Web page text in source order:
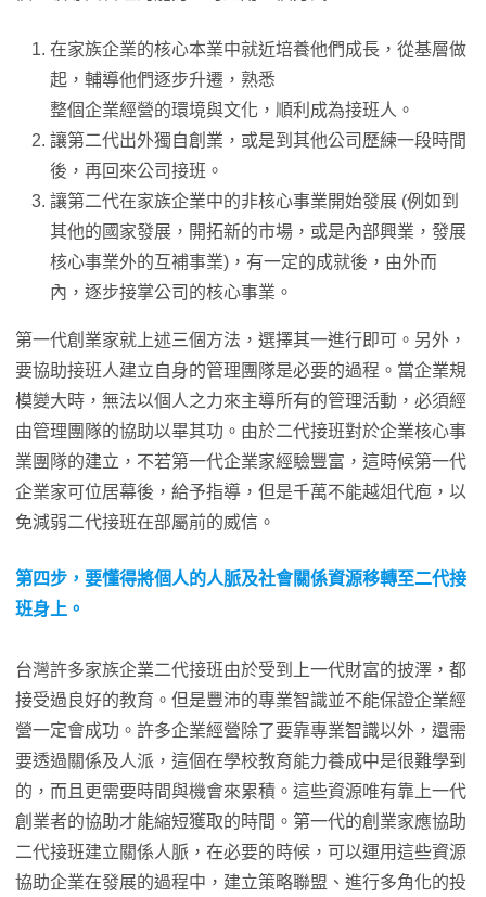
在家族企業的核心本業中就近培養他們成長，從基層做
起，輔導他們逐步升遷，熟悉
整個企業經營的環境與文化，順利成為接班人。
讓第二代出外獨自創業，或是到其他公司歷練一段時間
後，再回來公司接班。
讓第二代在家族企業中的非核心事業開始發展 (例如到
其他的國家發展，開拓新的市場，或是內部興業，發展
核心事業外的互補事業)，有一定的成就後，由外而
內，逐步接掌公司的核心事業。
第一代創業家就上述三個方法，選擇其一進行即可。另外，
要協助接班人建立自身的管理團隊是必要的過程。當企業規
模變大時，無法以個人之力來主導所有的管理活動，必須經
由管理團隊的協助以畢其功。由於二代接班對於企業核心事
業團隊的建立，不若第一代企業家經驗豐富，這時候第一代
企業家可位居幕後，給予指導，但是千萬不能越俎代庖，以
免減弱二代接班在部屬前的威信。
第四步，要懂得將個人的人脈及社會關係資源移轉至二代接
班身上。
台灣許多家族企業二代接班由於受到上一代財富的披澤，都
接受過良好的教育。但是豐沛的專業智識並不能保證企業經
營一定會成功。許多企業經營除了要靠專業智識以外，還需
要透過關係及人派，這個在學校教育能力養成中是很難學到
的，而且更需要時間與機會來累積。這些資源唯有靠上一代
創業者的協助才能縮短獲取的時間。第一代的創業家應協助
二代接班建立關係人脈，在必要的時候，可以運用這些資源
協助企業在發展的過程中，建立策略聯盟、進行多角化的投